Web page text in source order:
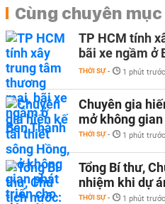
Cùng chuyên mục
TP HCM tính
bãi xe ngầm ở
THỜI SỰ - 1 phút trước
Chuyên gia
mở không
THỜI SỰ - 1 phút trước
Tổng Bí thư,
nhiệm khi dự
THỜI SỰ - 1 phút trước